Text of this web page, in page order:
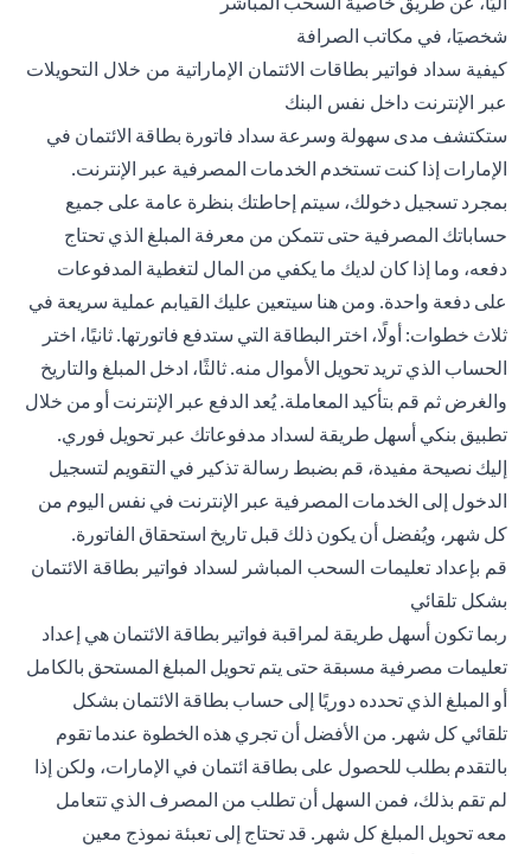
شخصيَا، في مكاتب الصرافة
كيفية سداد فواتير بطاقات الائتمان الإماراتية من خلال التحويلات
عبر الإنترنت داخل نفس البنك
ستكتشف مدى سهولة وسرعة سداد فاتورة بطاقة الائتمان في
الإمارات إذا كنت تستخدم الخدمات المصرفية عبر الإنترنت.
بمجرد تسجيل دخولك، سيتم إحاطتك بنظرة عامة على جميع
حساباتك المصرفية حتى تتمكن من معرفة المبلغ الذي تحتاج
دفعه، وما إذا كان لديك ما يكفي من المال لتغطية المدفوعات
على دفعة واحدة. ومن هنا سيتعين عليك القيابم عملية سريعة في
ثلاث خطوات: أولًا، اختر البطاقة التي ستدفع فاتورتها. ثانيًا، اختر
الحساب الذي تريد تحويل الأموال منه. ثالثًا، ادخل المبلغ والتاريخ
والغرض ثم قم بتأكيد المعاملة. يُعد الدفع عبر الإنترنت أو من خلال
تطبيق بنكي أسهل طريقة لسداد مدفوعاتك عبر تحويل فوري.
إليك نصيحة مفيدة، قم بضبط رسالة تذكير في التقويم لتسجيل
الدخول إلى الخدمات المصرفية عبر الإنترنت في نفس اليوم من
كل شهر، ويُفضل أن يكون ذلك قبل تاريخ استحقاق الفاتورة.
قم بإعداد تعليمات السحب المباشر لسداد فواتير بطاقة الائتمان
بشكل تلقائي
ربما تكون أسهل طريقة لمراقبة فواتير بطاقة الائتمان هي إعداد
تعليمات مصرفية مسبقة حتى يتم تحويل المبلغ المستحق بالكامل
أو المبلغ الذي تحدده دوريًا إلى حساب بطاقة الائتمان بشكل
تلقائي كل شهر. من الأفضل أن تجري هذه الخطوة عندما تقوم
بالتقدم بطلب للحصول على بطاقة ائتمان في الإمارات، ولكن إذا
لم تقم بذلك، فمن السهل أن تطلب من المصرف الذي تتعامل
معه تحويل المبلغ كل شهر. قد تحتاج إلى تعبئة نموذج معين